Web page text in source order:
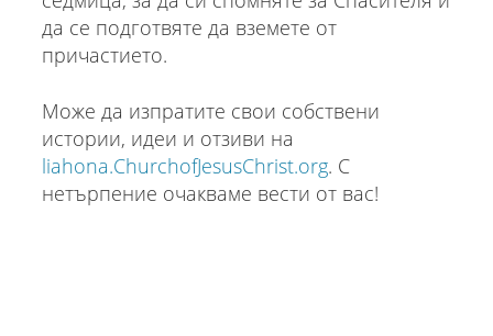
да се подготвяте да вземете от
причастието.
Може да изпратите свои собствени
истории, идеи и отзиви на
liahona.ChurchofJesusChrist.org. С
нетърпение очакваме вести от вас!